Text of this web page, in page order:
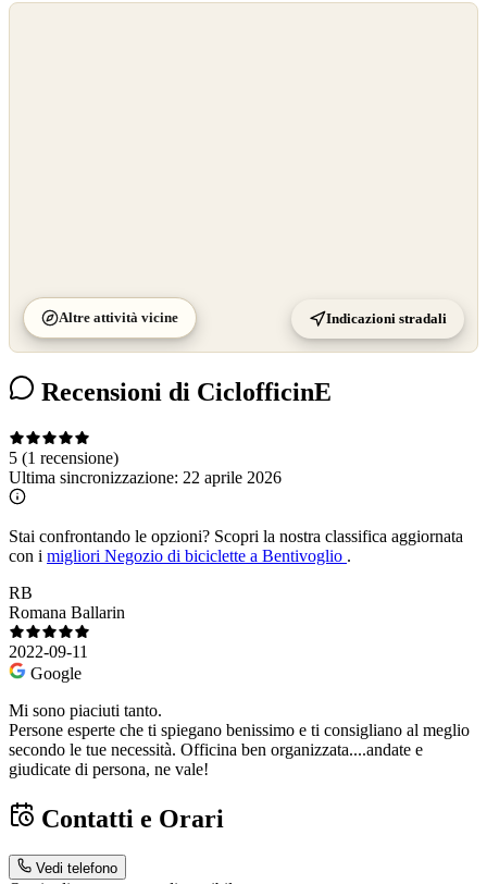
Altre attività vicine Indicazioni stradali
Recensioni di CiclofficinE
5 (1 recensione)
Ultima sincronizzazione: 22 aprile 2026
Stai confrontando le opzioni? Scopri la nostra classifica aggiornata
con i migliori Negozio di biciclette a Bentivoglio .
RB
Romana Ballarin
2022-09-11
Google
Mi sono piaciuti tanto.
Persone esperte che ti spiegano benissimo e ti consigliano al meglio
secondo le tue necessità. Officina ben organizzata....andate e
giudicate di persona, ne vale!
Contatti e Orari
Vedi telefono